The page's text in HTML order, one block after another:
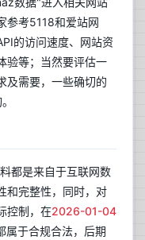
参考5118和爱站网
的访问速度、网站资
验等；当然要评估一
及需要，一些确切的
都是来自于互联网数
和完整性，同时，对
控制，在2026-01-04
属于合规合法，后期